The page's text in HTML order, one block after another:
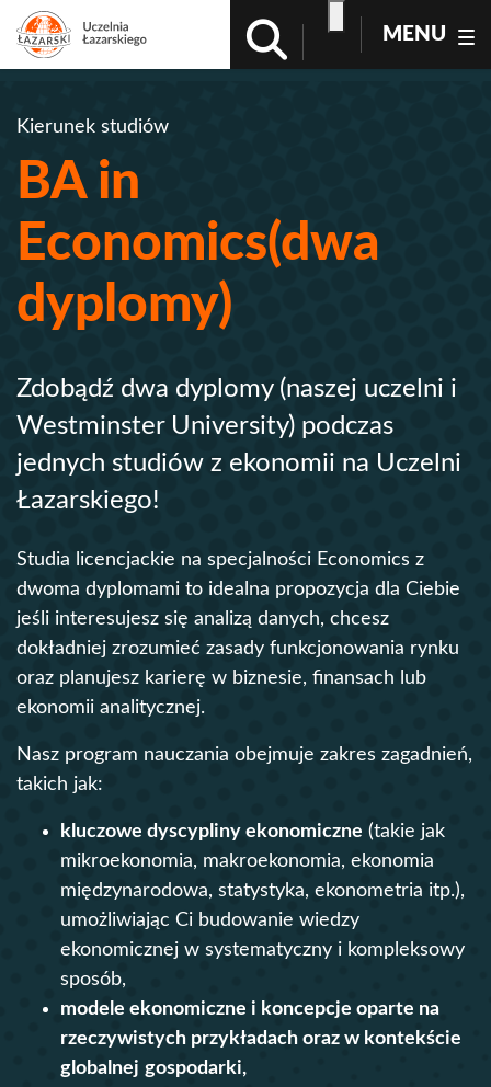
MENU
Kierunek studiów
BA in
Economics(dwa
dyplomy)
Zdobądź dwa dyplomy (naszej uczelni i
Westminster University) podczas
jednych studiów z ekonomii na Uczelni
Łazarskiego!
Studia licencjackie na specjalności Economics z
dwoma dyplomami to idealna propozycja dla Ciebie
jeśli interesujesz się analizą danych, chcesz
dokładniej zrozumieć zasady funkcjonowania rynku
oraz planujesz karierę w biznesie, finansach lub
ekonomii analitycznej.
Nasz program nauczania obejmuje zakres zagadnień,
takich jak:
kluczowe dyscypliny ekonomiczne (takie jak
mikroekonomia, makroekonomia, ekonomia
międzynarodowa, statystyka, ekonometria itp.),
umożliwiając Ci budowanie wiedzy
ekonomicznej w systematyczny i kompleksowy
sposób,
modele ekonomiczne i koncepcje oparte na
rzeczywistych przykładach oraz w kontekście
globalnej gospodarki,